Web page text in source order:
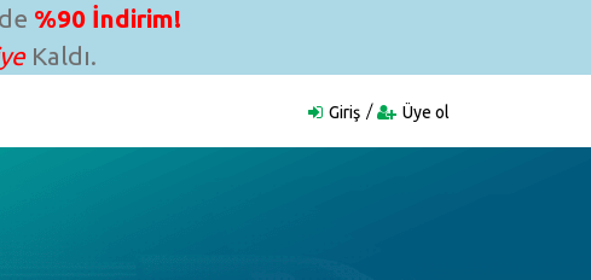
%90 İndirim!
Kaldı.
Giriş Üye ol